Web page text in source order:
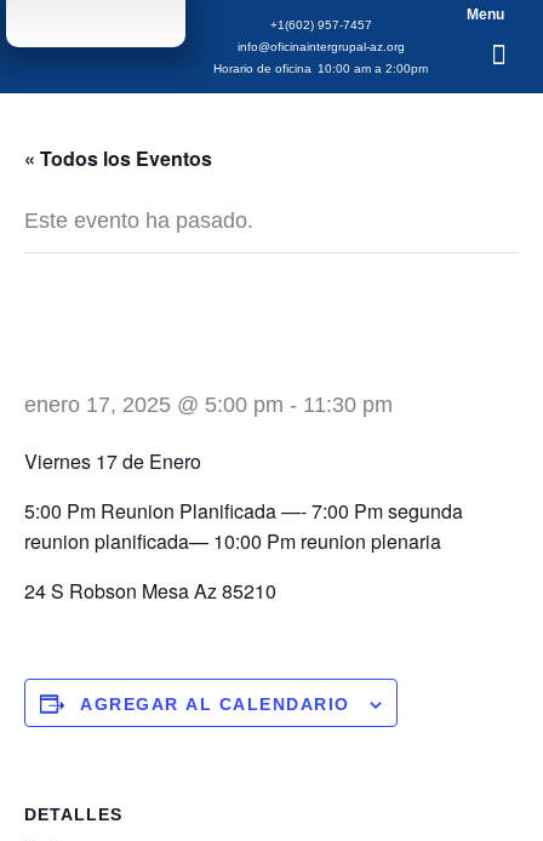
+1(602) 957-7457
info@oficinaintergrupal-az.org
Horario de oficina
10:00 am a 2:00pm
Menu
« Todos los Eventos
Este evento ha pasado.
enero 17, 2025 @ 5:00 pm - 11:30 pm
Viernes 17 de Enero
5:00 Pm Reunion Planificada —- 7:00 Pm segunda
reunion planificada— 10:00 Pm reunion plenaria
24 S Robson Mesa Az 85210
AGREGAR AL CALENDARIO
DETALLES